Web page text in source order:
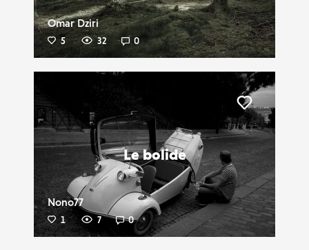
Omar Dziri
5 32 0
Le bolide
Nono77
1 7 0
Liker